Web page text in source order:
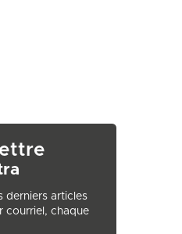
derniers articles
courriel, chaque